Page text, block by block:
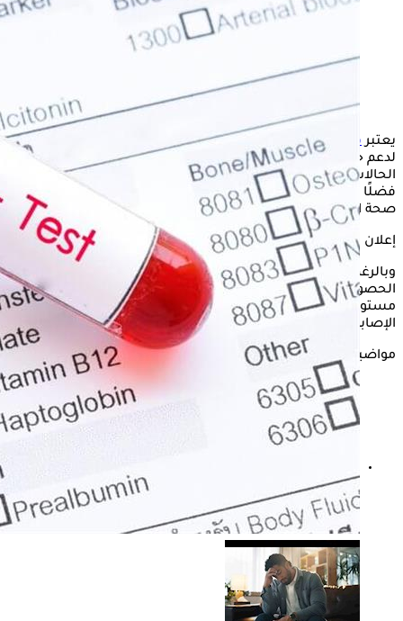
يعتبرفيتامين ب 12
من العناصر الغذائية التي يحتاجها الجسم
لدعم حالته الصحية، حيث يلعب دورًا هامًا في الوقاية من بعض
الحالات المرضية، مثل فقر الدم، وهشاشة العظام، وأمراض العين،
فضلًا عن دجوره في الحفاظ على الذاكرة، وتقوية المناعة، وتحسين
صحة القلب.
إعلان
وبالرغم من تلك الفوائد المتعددة التي تعود على الجسم حال
الحصول على فيتامين ب 12، إلا أن الإفراط في تناوله، وزيادة
مستوياته في الجسم بشكل يتعدى الحد الموصى به يتسبب في
الإصابة ببعض المشكلات المرضية المزعجة.
مواضيع ذات صلة
ظهور حب الشباب حول الفم.. طبيب جلدية يوضح أسبابه
وطرق علاجه